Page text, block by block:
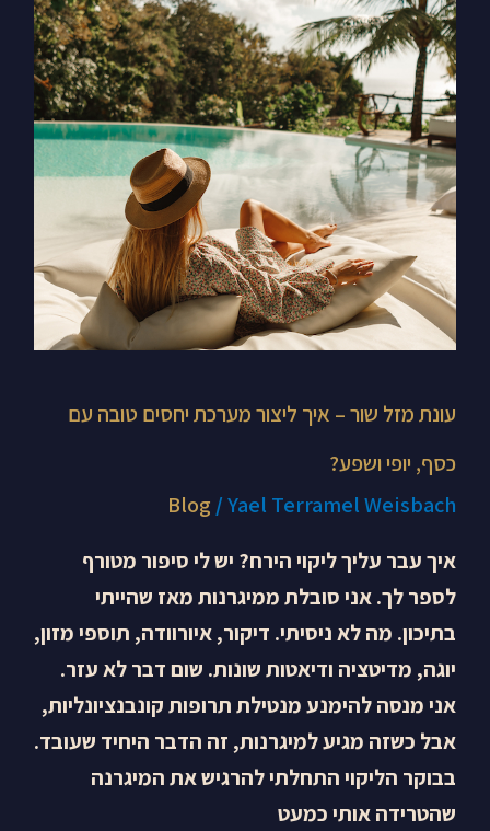
עונת מזל שור – איך ליצור מערכת יחסים טובה עם
כסף, יופי ושפע?
Blog /Yael Terramel Weisbach
איך עבר עליך ליקוי הירח? יש לי סיפור מטורף
לספר לך. אני סובלת ממיגרנות מאז שהייתי
בתיכון. מה לא ניסיתי. דיקור, איורוודה, תוספי מזון,
יוגה, מדיטציה ודיאטות שונות. שום דבר לא עזר.
אני מנסה להימנע מנטילת תרופות קונבנציונליות,
אבל כשזה מגיע למיגרנות, זה הדבר היחיד שעובד.
בבוקר הליקוי התחלתי להרגיש את המיגרנה
שהטרידה אותי כמעט
שור
–
איך
ליצור
מערכת
יחסים
טובה
עם
כסף,
יופי